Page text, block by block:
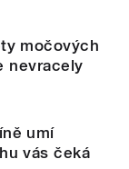
močových
nevracely
umí
vás čeká